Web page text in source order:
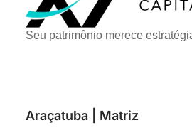
Seu patrimônio merece
Araçatuba | Matriz